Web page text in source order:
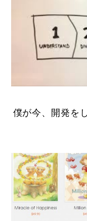
僕が今、開発を